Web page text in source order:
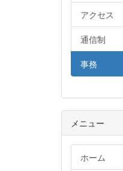
アクセス
通信制
事務
メニュー
ホーム